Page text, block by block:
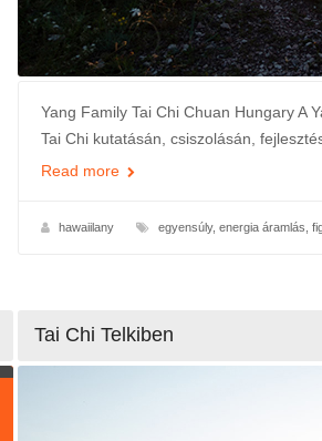
Yang Family Tai Chi Chuan Hungary A
Tai Chi kutatásán, csiszolásán,
Read more
hawaiilany egyensúly, energia áramlás
Tai Chi Telkiben